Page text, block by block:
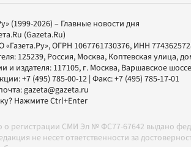
(1999-2026) – Главные новости дня
(Gazeta.Ru)
«Газета.Ру», ОГРН 1067761730376, ИНН
125239, Россия, Москва, Коптевская улица,
и издателя: 117105, г. Москва, Варшавское
+7 (495) 785-00-12 | Факс:+7 (495) 785-17-01
gazeta@gazeta.ru
Нажмите Ctrl+Enter
о регистрации СМИ Эл № ФС77-67642 выдано
не несет ответственности за